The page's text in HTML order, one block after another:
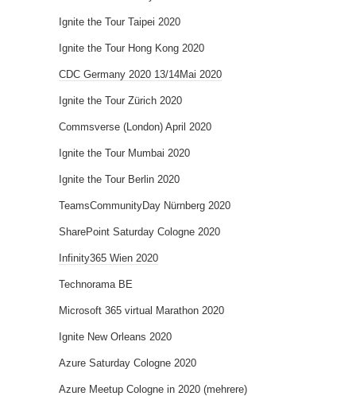
Ignite the Tour Taipei 2020
Ignite the Tour Hong Kong 2020
CDC Germany 2020 13/14Mai 2020
Ignite the Tour Zürich 2020
Commsverse (London) April 2020
Ignite the Tour Mumbai 2020
Ignite the Tour Berlin 2020
TeamsCommunityDay Nürnberg 2020
SharePoint Saturday Cologne 2020
Infinity365 Wien 2020
Technorama BE
Microsoft 365 virtual Marathon 2020
Ignite New Orleans 2020
Azure Saturday Cologne 2020
Azure Meetup Cologne in 2020 (mehrere)